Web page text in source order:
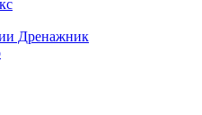
Дренажник